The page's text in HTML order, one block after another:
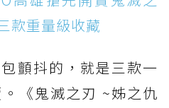
款重量級收藏
顫抖的，就是三款一
《鬼滅之刃 ~姊之仇